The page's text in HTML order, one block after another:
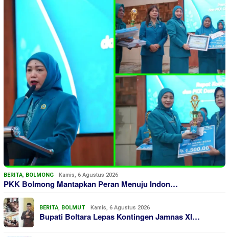
BERITA, BOLMONG Kamis, 6 Agustus 2026
PKK Bolmong Mantapkan Peran Menuju Indon…
BERITA, BOLMUT Kamis, 6 Agustus 2026
Bupati Boltara Lepas Kontingen Jamnas XI…